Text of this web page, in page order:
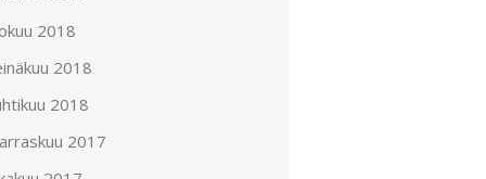
2018
2018
2018
2017